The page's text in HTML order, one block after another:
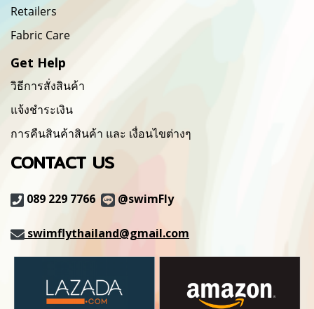
Retailers
Fabric Care
Get Help
วิธีการสั่งสินค้า
แจ้งชำระเงิน
การคืนสินค้าสินค้า และ เงื่อนไขต่างๆ
CONTACT US
089 229 7766 @swimFly
swimflythailand@gmail.com